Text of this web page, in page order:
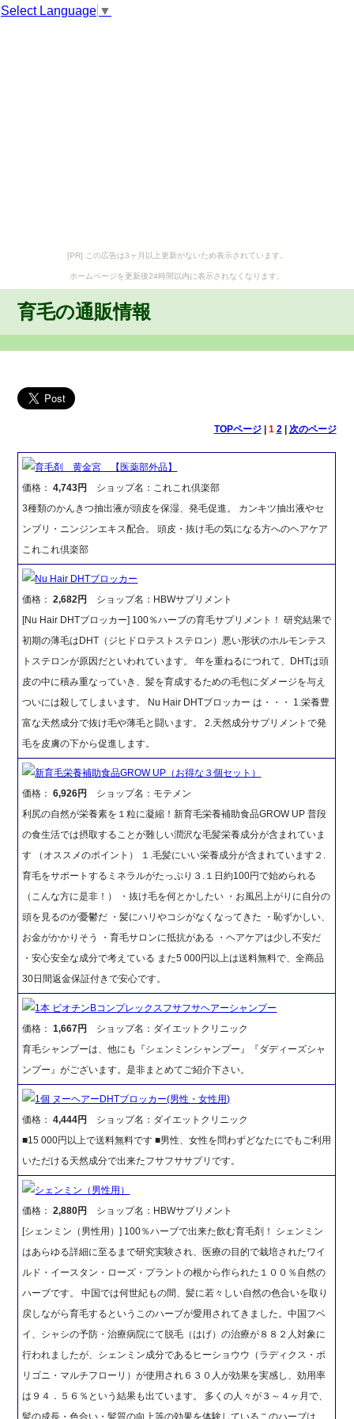
Select Language ▼
[PR] この広告は3ヶ月以上更新がないため表示されています。
ホームページを更新後24時間以内に表示されなくなります。
育毛の通販情報
TOPページ| 1 2| 次のページ
育毛剤 黄金宮 【医薬部外品】
価格：4,743円
ショップ名：これこれ倶楽部
3種類のかんきつ抽出液が頭皮を保湿、発毛促進。 カンキツ抽出液やセ
ンブリ・ニンジンエキス配合。 頭皮・抜け毛の気になる方へのヘアケア
これこれ倶楽部
Nu Hair DHTブロッカー
価格：2,682円
ショップ名：HBWサプリメント
[Nu Hair DHTブロッカー] 100％ハーブの育毛サプリメント！ 研究結果で
初期の薄毛はDHT（ジヒドロテストステロン）悪い形状のホルモンテス
トステロンが原因だといわれています。 年を重ねるにつれて、DHTは頭
皮の中に積み重なっていき、髪を育成するための毛包にダメージを与え
ついには殺してしまいます。 Nu Hair DHTブロッカー は・・・ 1.栄養豊
富な天然成分で抜け毛や薄毛と闘います。 2.天然成分サプリメントで発
毛を皮膚の下から促進します。
新育毛栄養補助食品GROW UP（お得な３個セット）
価格：6,926円
ショップ名：モテメン
利尻の自然が栄養素を１粒に凝縮！新育毛栄養補助食品GROW UP 普段
の食生活では摂取することが難しい潤沢な毛髪栄養成分が含まれていま
す （オススメのポイント） １.毛髪にいい栄養成分が含まれています２.
育毛をサポートするミネラルがたっぷり３.１日約100円で始められる
（こんな方に是非！） ・抜け毛を何とかしたい ・お風呂上がりに自分の
頭を見るのが憂鬱だ ・髪にハリやコシがなくなってきた ・恥ずかしい、
お金がかかりそう ・育毛サロンに抵抗がある ・ヘアケアは少し不安だ
・安心安全な成分で考えている また5 000円以上は送料無料で、全商品
30日間返金保証付きで安心です。
1本 ビオチンBコンプレックスフサフサヘアーシャンプー
価格：1,667円
ショップ名：ダイエットクリニック
育毛シャンプーは、他にも『シェンミンシャンプー』『ダディーズシャ
ンプー』がございます。是非まとめてご紹介下さい。
1個 ヌーヘアーDHTブロッカー(男性・女性用)
価格：4,444円
ショップ名：ダイエットクリニック
■15 000円以上で送料無料です ■男性、女性を問わずどなたにでもご利用
いただける天然成分で出来たフサフササプリです。
シェンミン（男性用）
価格：2,880円
ショップ名：HBWサプリメント
[シェンミン（男性用）] 100％ハーブで出来た飲む育毛剤！ シェンミン
はあらゆる詳細に至るまで研究実験され、医療の目的で栽培されたワイ
ルド・イースタン・ローズ・プラントの根から作られた１００％自然の
ハーブです。 中国では何世紀もの間、髪に若々しい自然の色合いを取り
戻しながら育毛するというこのハーブが愛用されてきました。中国フベ
イ、シャシの予防・治療病院にて脱毛（はげ）の治療が８８２人対象に
行われましたが、シェンミン成分であるヒーショウウ（ラディクス・ポ
リゴニ・マルチフローリ）が使用され６３０人が効果を実感し、効用率
は９４．５６％という結果も出ています。 多くの人々が３～４ヶ月で、
髪の成長・色合い・髪質の向上等の効果を体験しているこのハーブは、